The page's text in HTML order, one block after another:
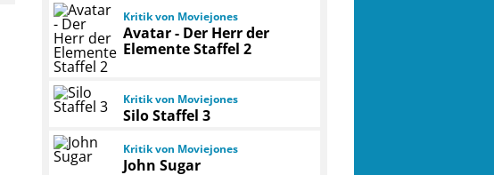
Kritik von Moviejones
Avatar - Der Herr der
Elemente Staffel 2
Kritik von Moviejones
Silo Staffel 3
Kritik von Moviejones
John Sugar